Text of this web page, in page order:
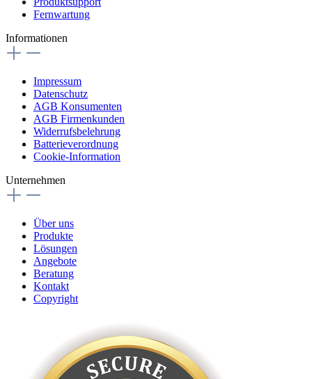
Fernwartung
Informationen
Impressum
Datenschutz
AGB Konsumenten
AGB Firmenkunden
Widerrufsbelehrung
Batterieverordnung
Cookie-Information
Unternehmen
Über uns
Produkte
Lösungen
Angebote
Beratung
Kontakt
Copyright